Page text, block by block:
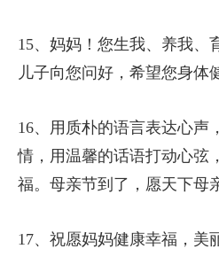
15、妈妈！您生我、养我、
儿子向您问好，希望您身体
16、用质朴的语言表达心声
情，用温馨的话语打动心弦
福。母亲节到了，愿天下母
17、祝愿妈妈健康幸福，美